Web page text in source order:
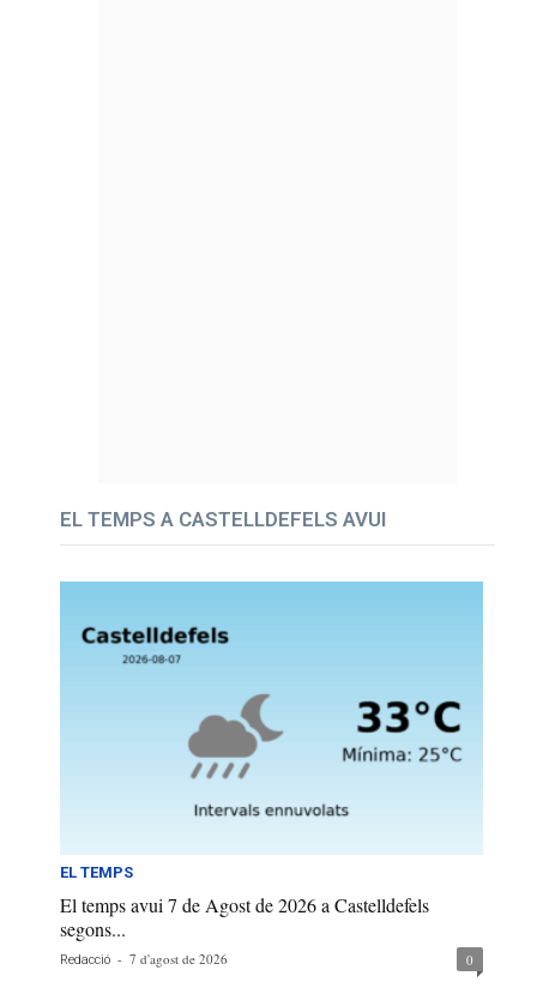
EL TEMPS A CASTELLDEFELS AVUI
EL TEMPS
El temps avui 7 de Agost de 2026 a Castelldefels
segons...
Redacció - 7 d'agost de 2026 0